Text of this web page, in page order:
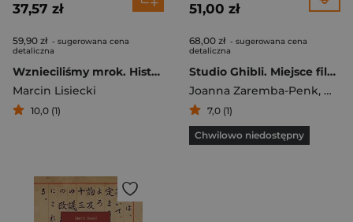
37,57 zł
59,90 zł - sugerowana cena
detaliczna
Wznieciliśmy mrok. Historia mówiona polskiej sceny metalowej w latach 80. i 90.
Marcin Lisiecki
10,0 (1)
51,00 zł
68,00 zł - sugerowana cena
detaliczna
Studio Ghibli. Miejsce filmu animowanego w japońskiej kulturze wyd. 2
Joanna Zaremba-Penk,
7,0 (1)
Chwilowo niedostępny